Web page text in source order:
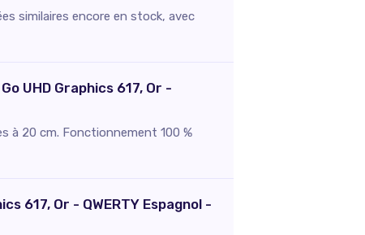
similaires encore en stock, avec
UHD Graphics 617, Or -
à 20 cm. Fonctionnement 100 %
617, Or - QWERTY Espagnol -